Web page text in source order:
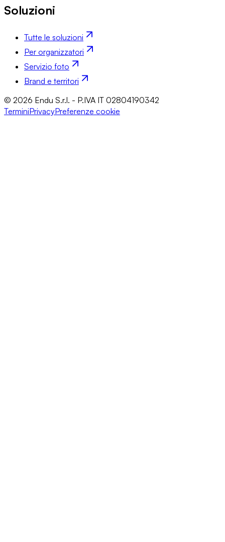
Soluzioni
Tutte le soluzioni
Per organizzatori
Servizio foto
Brand e territori
© 2026 Endu S.r.l. - P.IVA IT 02804190342
TerminiPrivacyPreferenze cookie